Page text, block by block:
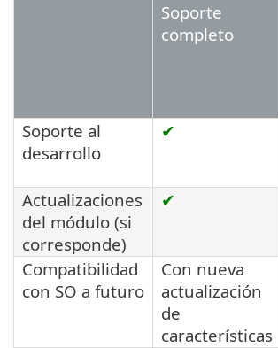
Soporte
completo
Soporte al
desarrollo
✔
Actualizaciones
del módulo (si
corresponde)
✔
Compatibilidad
con SO a futuro
Con nueva
actualización
de
características